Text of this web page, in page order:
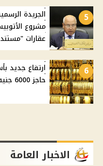
5
الجريدة
مشروع
عقارات
6
حاجز 6000 جنيه وسط مكاسب عالمية للمعدن
الاخبار العامة